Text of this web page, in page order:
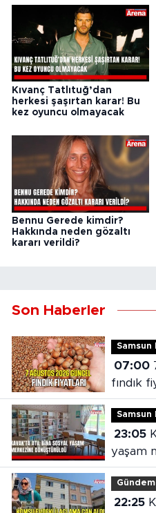
Kıvanç Tatlıtuğ’dan
herkesi şaşırtan karar! Bu
kez oyuncu olmayacak
Bennu Gerede kimdir?
Hakkında neden gözaltı
kararı verildi?
Son Haberler
Samsun
07:007 Ağustos 2026 güncel
fındık
Samsun
23:05Kavak'ta atıl bina sosyal
yaşam
22:25Komşu evdeki ilaçlama